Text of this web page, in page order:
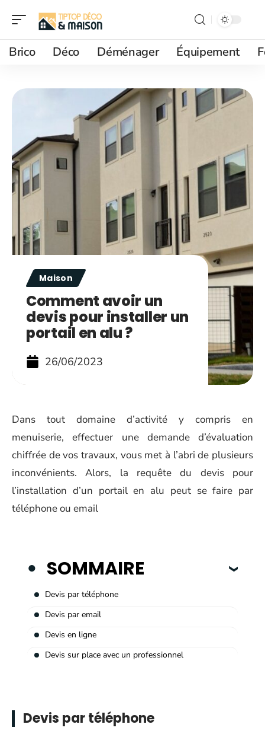
Brico Déco Déménager Équipement
Maison
Comment avoir un
devis pour installer un
portail en alu ?
26/06/2023
Dans tout domaine d’activité y compris en
menuiserie, effectuer une demande d’évaluation
chiffrée de vos travaux, vous met à l’abri de plusieurs
inconvénients. Alors, la requête du devis pour
l’installation d’un portail en alu peut se faire par
téléphone ou email
SOMMAIRE
Devis par téléphone
Devis par email
Devis en ligne
Devis sur place avec un professionnel
Devis par téléphone